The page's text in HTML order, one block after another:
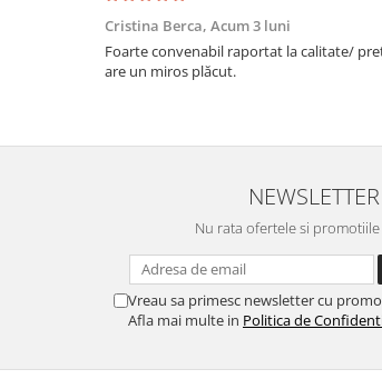
Cristina Berca, Acum 3 luni
Foarte convenabil raportat la calitate/
are un miros plăcut.
NEWSLETTER
Nu rata ofertele si
Vreau sa primesc newsletter cu
Afla mai multe in Politica de